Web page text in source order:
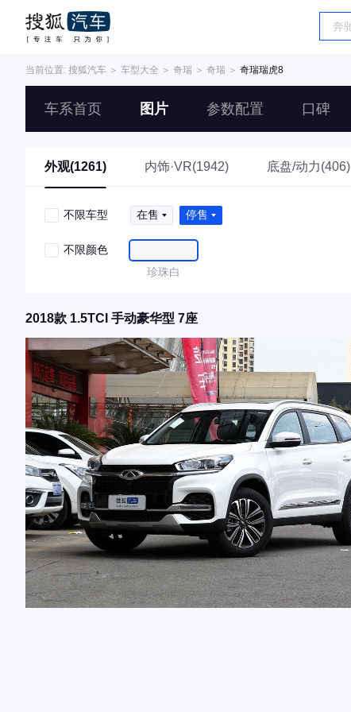
当前位置: 搜狐汽车 ＞ 车型大全 ＞ 奇瑞 ＞ 奇瑞 ＞ 奇瑞瑞虎8
车系首页 图片 参数配置 口碑
外观(1261) 内饰·VR(1942) 底盘/动力(406)
不限车型 在售 停售
不限颜色
珍珠白
2018款 1.5TCI 手动豪华型 7座